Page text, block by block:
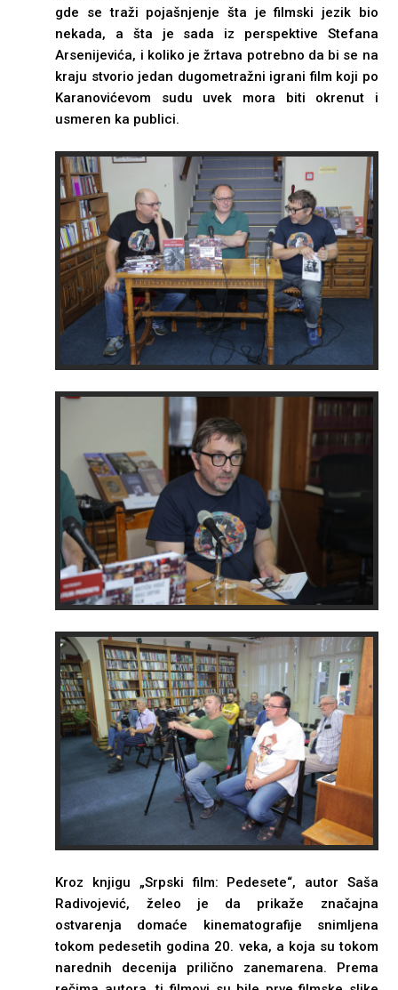
gde se traži pojašnjenje šta je filmski jezik bio
nekada, a šta je sada iz perspektive Stefana
Arsenijevića, i koliko je žrtava potrebno da bi se na
kraju stvorio jedan dugometražni igrani film koji po
Karanovićevom sudu uvek mora biti okrenut i
usmeren ka publici.
Kroz knjigu „Srpski film: Pedesete“, autor Saša
Radivojević, želeo je da prikaže značajna
ostvarenja domaće kinematografije snimljena
tokom pedesetih godina 20. veka, a koja su tokom
narednih decenija prilično zanemarena. Prema